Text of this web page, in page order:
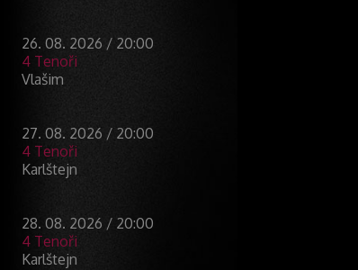
26. 08. 2026 / 20:00
4 Tenoři
Vlašim
27. 08. 2026 / 20:00
4 Tenoři
Karlštejn
28. 08. 2026 / 20:00
4 Tenoři
Karlštejn